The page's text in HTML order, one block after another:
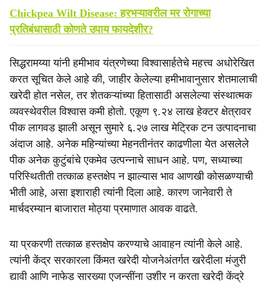
Chickpea Wilt Disease: हरभऱ्यावरील मर रोगाच्या
प्रतिबंधासाठी कोणते उपाय फायदेशीर?
सिद्धरामय्या यांनी हमीभाव यंत्रणेच्या विश्वासार्हतेचे महत्त्व अधोरेखित
करत सूचित केले आहे की, जाहीर केलेल्या हमीभावानुसार शेतमालाची
खरेदी होत नसेल, तर शेतकऱ्यांच्या हितासाठी असलेल्या संस्थात्मक
व्यवस्थेवरील विश्वास कमी होतो. एकूण ९.२४ लाख हेक्टर क्षेत्रावर
पीक लागवड झाली असून सुमारे ६.२७ लाख मेट्रिक टन उत्पादनाचा
अंदाज आहे. अनेक महिन्यांच्या मेहनतीनंतर काढणीला येत असलेले
पीक अनेक कुटुंबांचे एकमेव उत्पन्नाचे साधन आहे. पण, सध्याच्या
परिस्थितीती तत्काळ हस्तक्षेप न झाल्यास भाव आणखी कोसळण्याची
भीती आहे, असा इशाराही त्यांनी दिला आहे. कारण जानेवारी ते
मार्चदरम्यान बाजारात मोठ्या प्रमाणात आवक वाढते.
या प्रकरणी तत्काळ हस्तक्षेप करण्याचे आवाहन त्यांनी केले आहे.
त्यांनी केंद्र सरकारला किंमत खरेदी योजनेअंतर्गत खरेदीला मंजुरी
द्यावी आणि नाफेड सारख्या एजन्सींना उशीर न करता खरेदी केंद्रे